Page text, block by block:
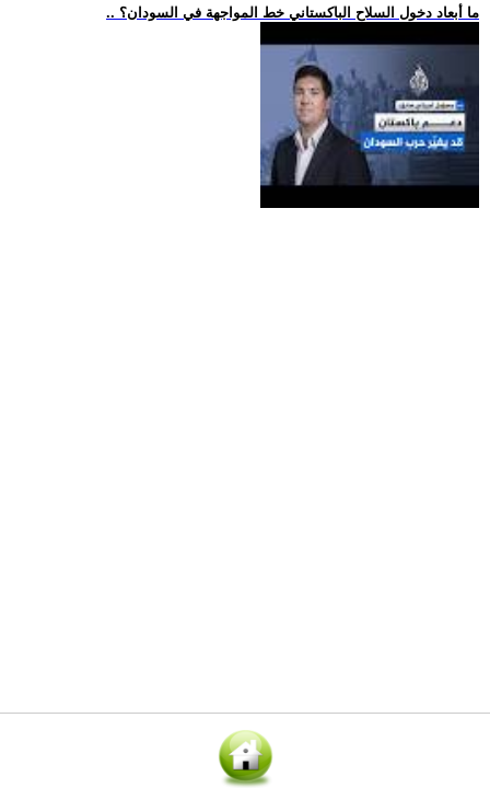
.. ما أبعاد دخول السلاح الباكستاني خط المواجهة في السودان؟